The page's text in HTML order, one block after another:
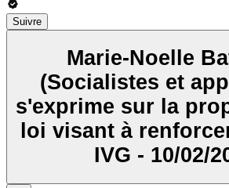
Suivre
Marie-Noelle
(Socialistes et
s'exprime sur la
loi visant à
IVG - 10/02/